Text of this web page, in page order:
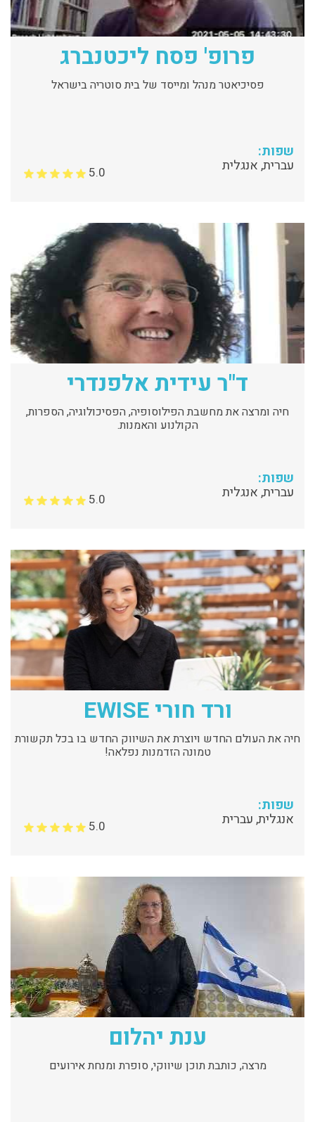
פרופ' פסח ליכטנברג
פסיכיאטר מנהל ומייסד של בית סוטריה בישראל
שפות:
עברית, אנגלית 5.0
ד"ר עידית אלפנדרי
חיה ומרצה את מחשבת הפילוסופיה, הפסיכולוגיה, הספרות,
הקולנוע והאמנות.
שפות:
עברית, אנגלית 5.0
ורד חורי EWISE
חיה את העולם החדש ויוצרת את השיווק החדש בו בכל תקשורת
טמונה הזדמנות נפלאה!
שפות:
אנגלית, עברית 5.0
ענת יהלום
מרצה, כותבת תוכן שיווקי, סופרת ומנחת אירועים